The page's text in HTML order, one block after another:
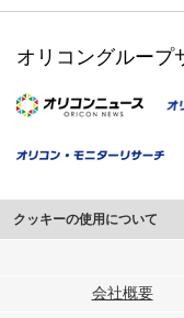
オリコングループ
クッキーの使用について
このサイトでは Cookie を
行っています。会社概要